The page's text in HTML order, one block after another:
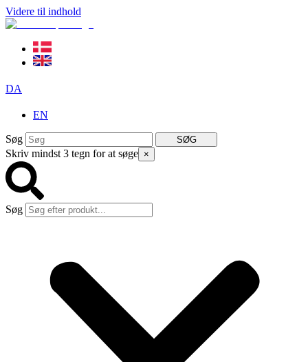
Videre til indhold
DA
EN
Søg SØG
Skriv mindst 3 tegn for at søge ×
Søg